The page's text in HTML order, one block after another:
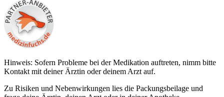
Hinweis: Sofern Probleme bei der Medikation auftreten, nimm bitte
Kontakt mit deiner Ärztin oder deinem Arzt auf.
Zu Risiken und Nebenwirkungen lies die Packungsbeilage und